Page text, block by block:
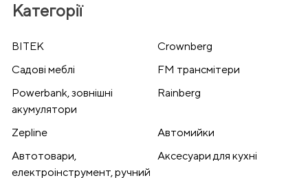
Категорії
BITEK
Crownberg
Cадові меблі
FM трансмітери
Powerbank, зовнішні
акумулятори
Rainberg
Zepline
Автомийки
Автотовари,
електроінструмент, ручний
Аксесуари для кухні